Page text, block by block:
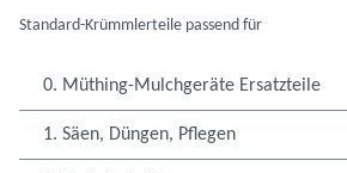
Standard-Krümmlerteile passend für
0. Müthing-Mulchgeräte Ersatzteile
1. Säen, Düngen, Pflegen